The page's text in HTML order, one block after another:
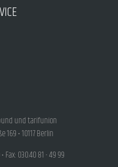
und tarifunion
• 10117 Berlin
Fax: 030.40 81 - 49 99